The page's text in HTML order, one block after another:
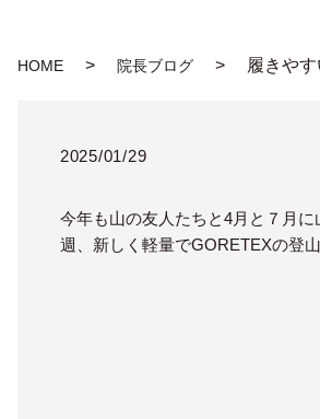
HOME 院長ブログ 履きやす
2025/01/29
今年も山の友人たちと4月と７月
週、新しく軽量でGORETEXの登